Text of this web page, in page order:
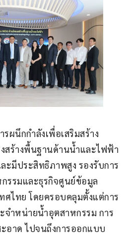
ผนึกกำลังเพื่อเสริมสร้าง
สร้างพื้นฐานด้านน้ำและไฟฟ้า
ะมีประสิทธิภาพสูง รองรับการ
รรมและธุรกิจศูนย์ข้อมูล
ศไทย โดยครอบคลุมตั้งแต่การ
ำหน่ายน้ำอุตสาหกรรม การ
อาด ไปจนถึงการออกแบบ